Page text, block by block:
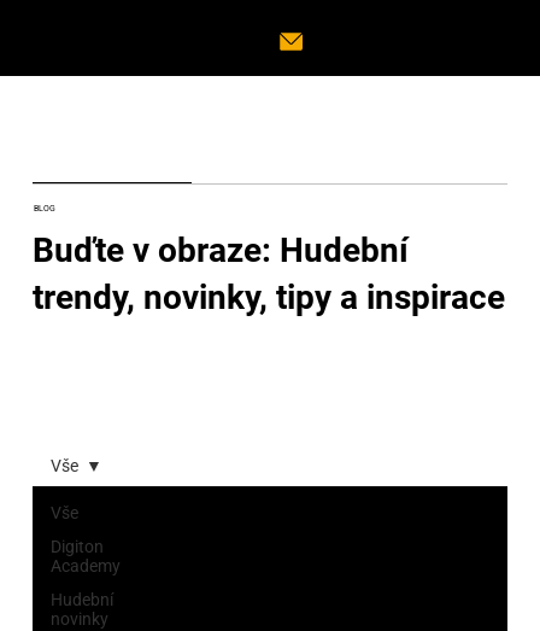
Buďte v obraze: Hudební
trendy, novinky, tipy a inspirace
BLOG
Vše
Digiton
Academy
Hudební
novinky
Vše